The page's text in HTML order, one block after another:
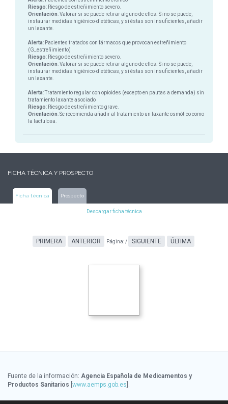
Riesgo: Riesgo de estreñimiento severo.
Orientación: Valorar si se puede retirar alguno de ellos. Si no se puede,
instaurar medidas higiénico-dietéticas, y si éstas son insuficientes, añadir
un laxante.
Alerta: Pacientes tratados con fármacos que provocan estreñimiento
(G_estreñimiento)
Riesgo: Riesgo de estreñimiento severo.
Orientación: Valorar si se puede retirar alguno de ellos. Si no se puede,
instaurar medidas higiénico-dietéticas, y si éstas son insuficientes, añadir
un laxante.
Alerta: Tratamiento regular con opioides (excepto en pautas a demanda) sin
tratamiento laxante asociado
Riesgo: Riesgo de estreñimiento grave.
Orientación: Se recomienda añadir al tratamiento un laxante osmótico como
la lactulosa.
FICHA TÉCNICA Y PROSPECTO
Ficha técnica Prospecto
Descargar ficha técnica
PRIMERA ANTERIOR Página:/ SIGUIENTE ÚLTIMA
Fuente de la información: Agencia Española de Medicamentos y
Productos Sanitarios www.aemps.gob.es ].